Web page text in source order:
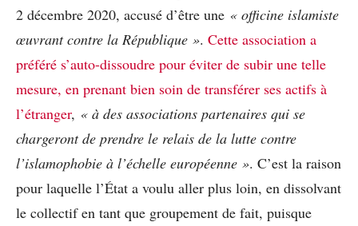
2 décembre 2020, accusé d’être une « officine islamiste
œuvrant contre la République ». Cette association a
préféré s’auto-dissoudre pour éviter de subir une telle
mesure, en prenant bien soin de transférer ses actifs à
l’étranger, « à des associations partenaires qui se
chargeront de prendre le relais de la lutte contre
l’islamophobie à l’échelle européenne ». C’est la raison
pour laquelle l’État a voulu aller plus loin, en dissolvant
le collectif en tant que groupement de fait, puisque